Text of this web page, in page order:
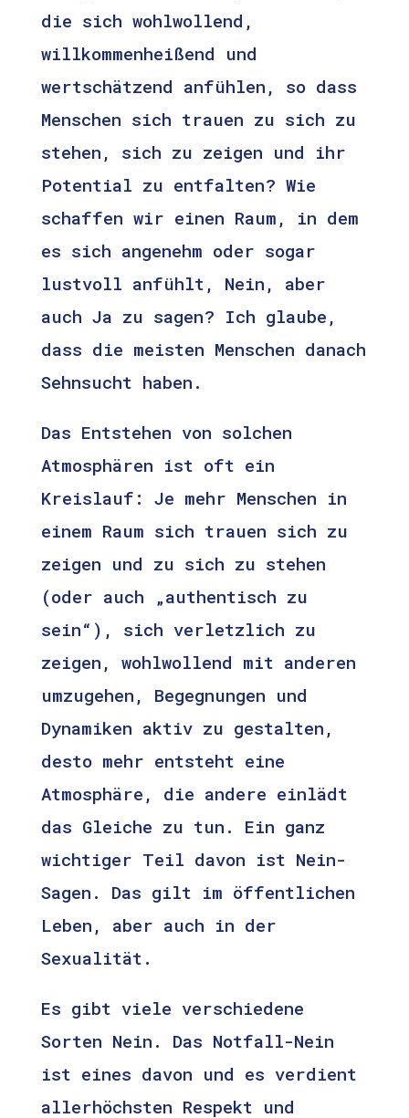
die sich wohlwollend,
willkommenheißend und
wertschätzend anfühlen, so dass
Menschen sich trauen zu sich zu
stehen, sich zu zeigen und ihr
Potential zu entfalten? Wie
schaffen wir einen Raum, in dem
es sich angenehm oder sogar
lustvoll anfühlt, Nein, aber
auch Ja zu sagen? Ich glaube,
dass die meisten Menschen danach
Sehnsucht haben.
Das Entstehen von solchen
Atmosphären ist oft ein
Kreislauf: Je mehr Menschen in
einem Raum sich trauen sich zu
zeigen und zu sich zu stehen
(oder auch „authentisch zu
sein“), sich verletzlich zu
zeigen, wohlwollend mit anderen
umzugehen, Begegnungen und
Dynamiken aktiv zu gestalten,
desto mehr entsteht eine
Atmosphäre, die andere einlädt
das Gleiche zu tun. Ein ganz
wichtiger Teil davon ist Nein-
Sagen. Das gilt im öffentlichen
Leben, aber auch in der
Sexualität.
Es gibt viele verschiedene
Sorten Nein. Das Notfall-Nein
ist eines davon und es verdient
allerhöchsten Respekt und